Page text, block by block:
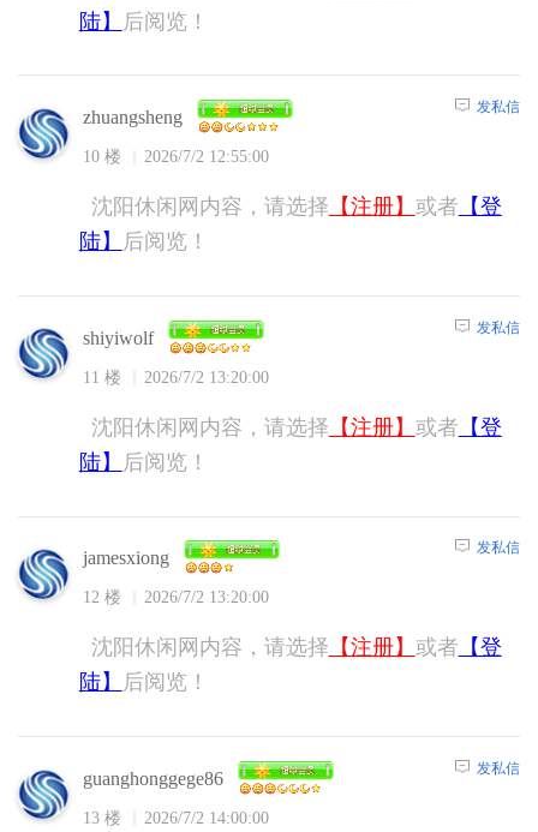
陆】
后阅览！
zhuangsheng
10 楼 2026/7/2 12:55:00
发私信
沈阳休闲网内容，请选择 【注册】 或者 【登
陆】
后阅览！
shiyiwolf
11 楼 2026/7/2 13:20:00
发私信
沈阳休闲网内容，请选择 【注册】 或者 【登
陆】
后阅览！
jamesxiong
12 楼 2026/7/2 13:20:00
发私信
沈阳休闲网内容，请选择 【注册】 或者 【登
陆】
后阅览！
guanghonggege86
13 楼 2026/7/2 14:00:00
发私信